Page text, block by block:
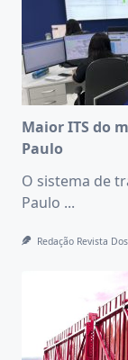
Maior ITS do
Paulo
O sistema de
Paulo ...
Redação Revista